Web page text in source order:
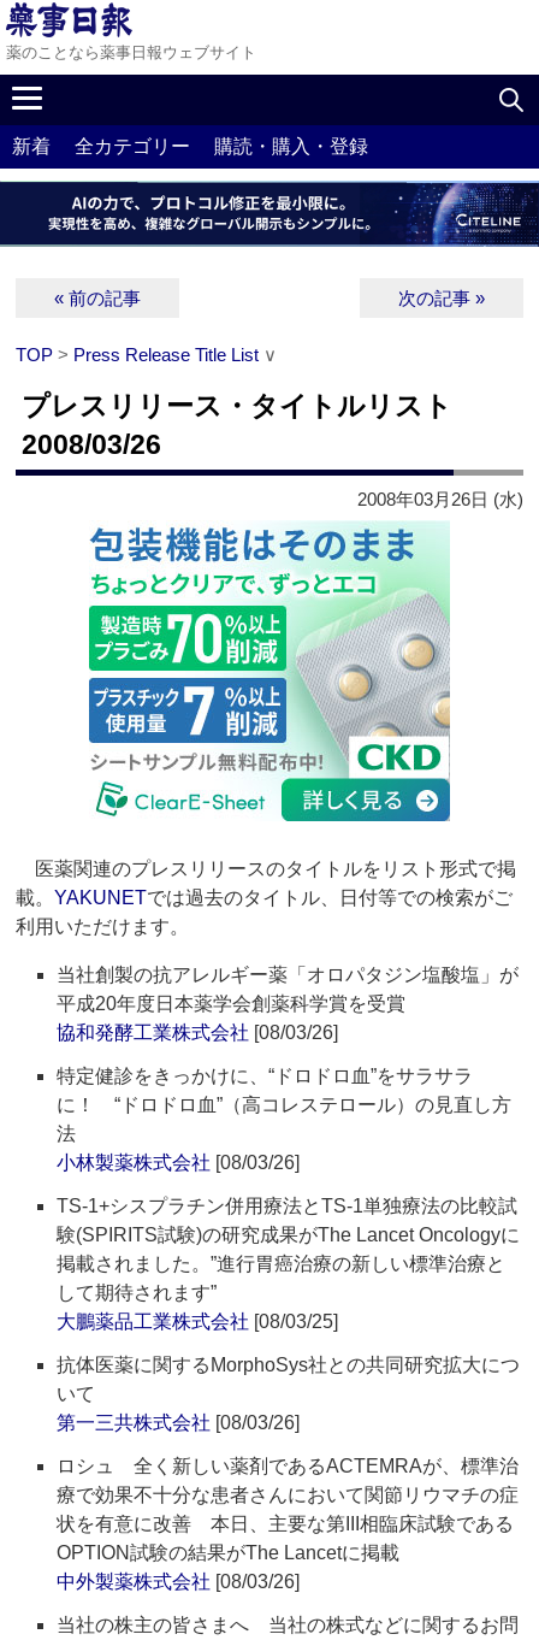
薬のことなら薬事日報ウェブサイト
新着 全カテゴリー 購読・購入・登録
« 前の記事 次の記事 »
TOP > Press Release Title List ∨
プレスリリース・タイトルリスト
2008/03/26
2008年03月26日 (水)
医薬関連のプレスリリースのタイトルをリスト形式で掲
載。YAKUNETでは過去のタイトル、日付等での検索がご
利用いただけます。
当社創製の抗アレルギー薬「オロパタジン塩酸塩」が
平成20年度日本薬学会創薬科学賞を受賞
協和発酵工業株式会社 [08/03/26]
特定健診をきっかけに、“ドロドロ血”をサラサラ
に！ “ドロドロ血”（高コレステロール）の見直し方
法
小林製薬株式会社 [08/03/26]
TS-1+シスプラチン併用療法とTS-1単独療法の比較試
験(SPIRITS試験)の研究成果がThe Lancet Oncologyに
掲載されました。”進行胃癌治療の新しい標準治療と
して期待されます”
大鵬薬品工業株式会社 [08/03/25]
抗体医薬に関するMorphoSys社との共同研究拡大につ
いて
第一三共株式会社 [08/03/26]
ロシュ 全く新しい薬剤であるACTEMRAが、標準治
療で効果不十分な患者さんにおいて関節リウマチの症
状を有意に改善 本日、主要な第III相臨床試験である
OPTION試験の結果がThe Lancetに掲載
中外製薬株式会社 [08/03/26]
当社の株主の皆さまへ 当社の株式などに関するお問